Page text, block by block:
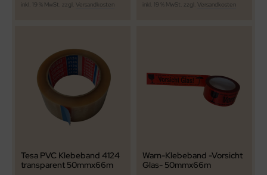
inkl. 19 % MwSt. zzgl. Versandkosten
inkl. 19 % MwSt. zzgl. Versandkosten
Tesa PVC Klebeband 4124
transparent 50mmx66m
Warn-Klebeband -Vorsicht
Glas- 50mmx66m